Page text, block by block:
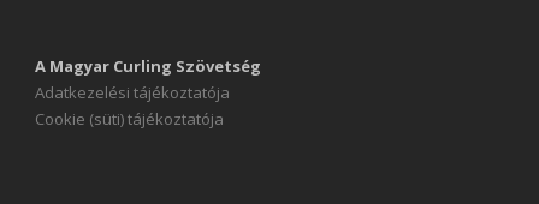
A Magyar Curling Szövetség
Adatkezelési tájékoztatója
Cookie (süti) tájékoztatója